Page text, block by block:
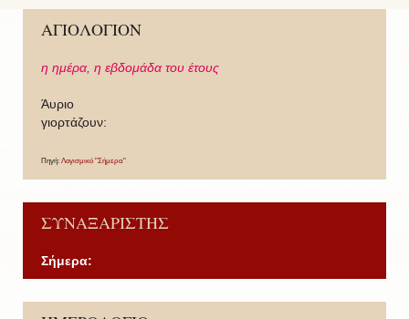
ΑΓΙΟΛΟΓΙΟΝ
η ημέρα, η εβδομάδα του έτους
Άυριο
γιορτάζουν:
Πηγή: Λογισμικό "Σήμερα"
ΣΥΝΑΞΑΡΙΣΤΗΣ
Σήμερα:
P PN N